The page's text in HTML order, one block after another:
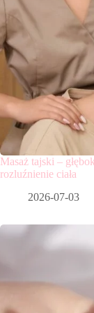
Masaż tajski –
rozluźnienie ciała
2026-07-03